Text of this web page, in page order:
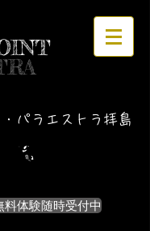
パラエストラ拝島
料体験随時受付中